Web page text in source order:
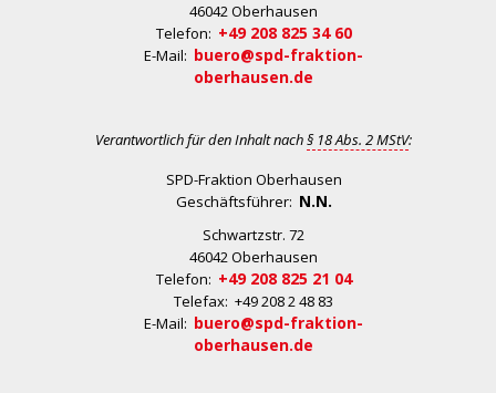
46042 Oberhausen
Telefon: +49 208 825 34 60
E-Mail: buero@spd-fraktion-
oberhausen.de
Verantwortlich für den Inhalt nach§ 18 Abs. 2 MStV:
SPD-Fraktion Oberhausen
Geschäftsführer: N.N.
Schwartzstr. 72
46042 Oberhausen
Telefon: +49 208 825 21 04
Telefax: +49 208 2 48 83
E-Mail: buero@spd-fraktion-
oberhausen.de